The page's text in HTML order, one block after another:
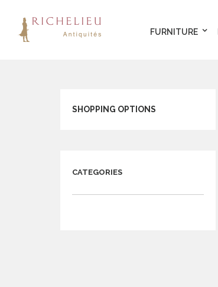
FURNITURE
SHOPPING OPTIONS
CATEGORIES